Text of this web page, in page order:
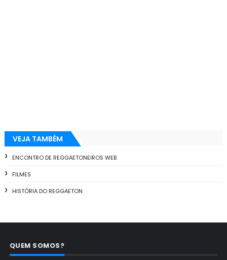
VEJA TAMBÉM
ENCONTRO DE REGGAETONEIROS WEB
FILMES
HISTÓRIA DO REGGAETON
QUEM SOMOS?